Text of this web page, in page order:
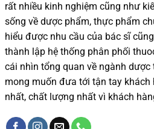
rất nhiều kinh nghiệm cũng như
sống về dược phẩm, thực phẩm
hiểu được nhu cầu của bác sĩ
thành lập hệ thống phân phối
cái nhìn tổng quan về ngành dược
mong muốn đưa tới tận tay
nhất, chất lượng nhất vì khách